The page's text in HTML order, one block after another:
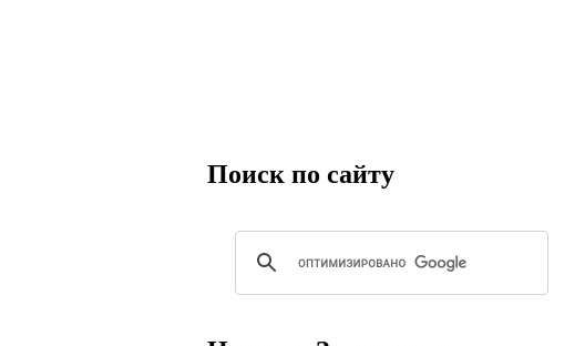
Поиск по сайту